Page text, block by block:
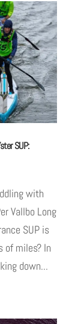
SUP:
with
Vallbo Long
SUP is
of miles? In
down...